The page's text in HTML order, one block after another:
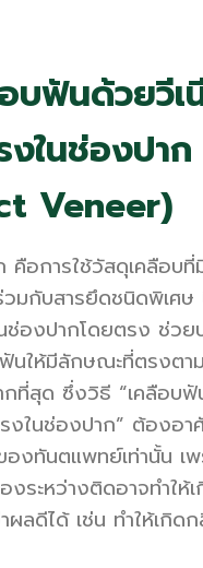
บฟันด้วยวีเ
ในช่องปาก
Veneer)
คือการใช้วัสดุเคลือบที่
วมกับสารยึดชนิดพิเศ
ช่องปากโดยตรง ช่วย
นให้มีลักษณะที่ตรงตา
กที่สุด ซึ่งวิธี “เคลือบ
งในช่องปาก” ต้องอา
งทันตแพทย์เท่านั้น เพ
ระหว่างติดอาจทำให้
ผลดีได้ เช่น ทำให้เกิด